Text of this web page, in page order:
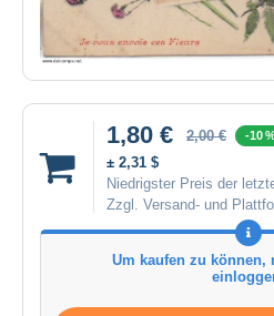
1,80 € 2,00 € -10
± 2,31 $
Niedrigster Preis der
Zzgl. Versand- und
Um kaufen zu können,